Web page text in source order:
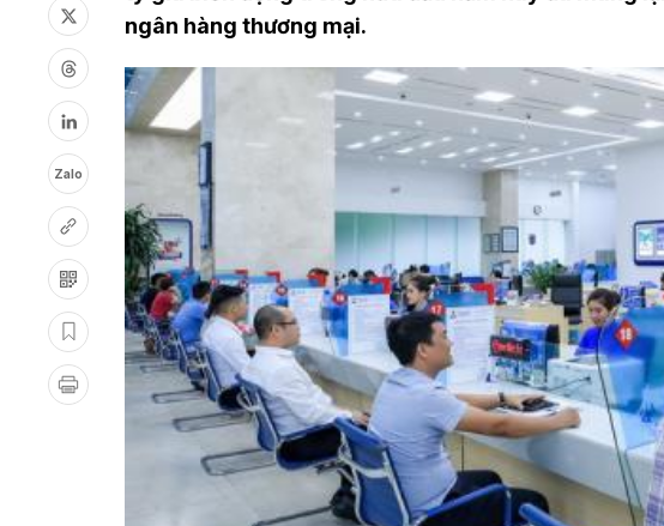
Zalo
ngân hàng thương mại.